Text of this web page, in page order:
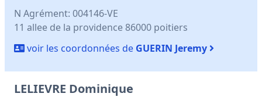
N Agrément: 004146-VE
11 allee de la providence 86000 poitiers
voir les coordonnées de GUERIN Jeremy
LELIEVRE Dominique